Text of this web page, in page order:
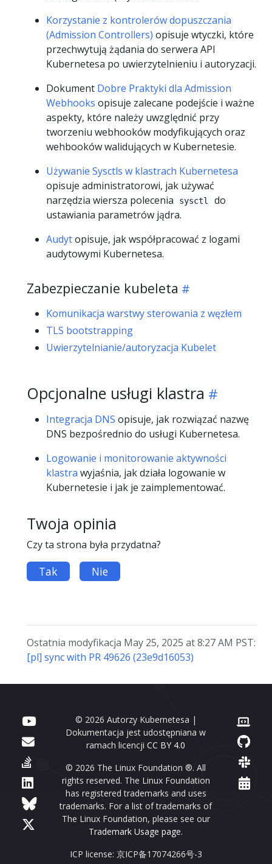
Korzystanie z kontrolerów dopuszczania
(Admission Controllers) opisuje wtyczki, które
przechwytują żądania do serwera API
Kubernetesa po uwierzytelnieniu i autoryzacji.
Dokument Dobre Praktyki dla Admission
Webhooks opisuje zalecane podejście i ważne
aspekty, które należy uwzględnić przy
tworzeniu webhooków modyfikujących oraz
wehbooków walidujących w Kubernetesie.
Używanie Sysctls w klastrach Kubernetesa
opisuje administratorowi, jak używać
narzędzia wiersza polecenia
sysctl
do
ustawiania parametrów jądra.
Audytopisuje, jak współpracować z logami
audytowymi Kubernetesa.
Zabezpieczanie kubeleta
Komunikacja warstwy sterowania z węzłem
TLS bootstrapping
Uwierzytelnianie/autoryzacja Kubelet
Opcjonalne usługi klastra
Integracja DNS opisuje, jak rozwiązać nazwę
DNS bezpośrednio do usługi Kubernetesa.
Logowanie i monitorowanie aktywności
klastra wyjaśnia, jak działa logowanie w
Kubernetesie i jak je zaimplementować.
Twoja opinia
Czy ta strona była przydatna?
Tak Nie
Ostatnia modyfikacja May 25, 2025 at 8:27 AM PST:
[pl] sync with PR 49626 (23e9d16053)
© 2026 Autorzy Kubernetesa |
Dokumentacja jest udostępniana w
ramach licencjiCC BY 4.0
© 2026 The Linux Foundation ®. All
rights reserved. The Linux Foundation
has registered trademarks and uses
trademarks. For a list of trademarks of
The Linux Foundation, please see our
Trademark Usage page.
ICP license: 京ICP备17074266号-3